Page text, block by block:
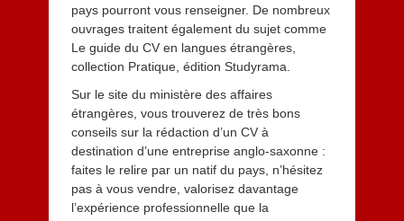
pays pourront vous renseigner. De nombreux
ouvrages traitent également du sujet comme
Le guide du CV en langues étrangères,
collection Pratique, édition Studyrama.
Sur le site du ministère des affaires
étrangères, vous trouverez de très bons
conseils sur la rédaction d’un CV à
destination d’une entreprise anglo-saxonne :
faites le relire par un natif du pays, n’hésitez
pas à vous vendre, valorisez davantage
l’expérience professionnelle que la